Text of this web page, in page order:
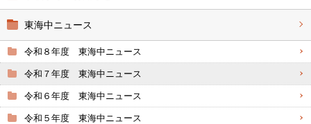
東海中ニュース
令和８年度 東海中ニュース
令和７年度 東海中ニュース
令和６年度 東海中ニュース
令和５年度 東海中ニュース